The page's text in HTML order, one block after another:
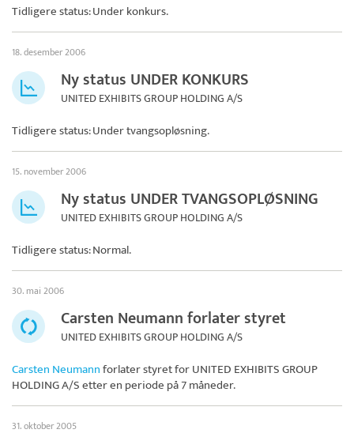
Tidligere status: Under konkurs.
18. desember 2006
Ny status UNDER KONKURS
UNITED EXHIBITS GROUP HOLDING A/S
Tidligere status: Under tvangsopløsning.
15. november 2006
Ny status UNDER TVANGSOPLØSNING
UNITED EXHIBITS GROUP HOLDING A/S
Tidligere status: Normal.
30. mai 2006
Carsten Neumann forlater styret
UNITED EXHIBITS GROUP HOLDING A/S
Carsten Neumannforlater styret forUNITED EXHIBITS GROUP
HOLDING A/Setter en periode på 7 måneder.
31. oktober 2005